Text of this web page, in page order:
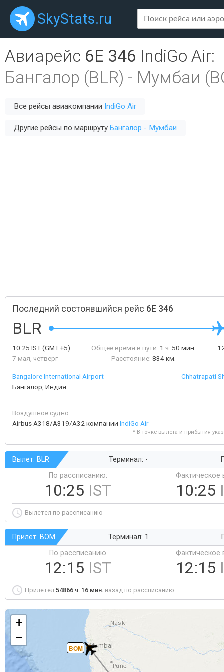
SkyStats.ru
Авиарейс 6E 346 IndiGo Air:
Бангалор (BLR) - Мумбаи
Все рейсы авиакомпании IndiGo Air
Другие рейсы по маршруту Бангалор - Мумбаи
Последний состоявшийся рейс 6E 346
BLR
10:25 IST(GMT +5)
7 мая, четверг
Общее время в пути: 1 ч. 50 мин.
Расстояние: 834 км.
Bangalore International Airport
Бангалор, Индия
Chhatrapati
Воздушное судно:
Airbus A318/A319/A32 компании IndiGo Air
* В точке вылета и прибытия
Вылет: BLR Терминал: -
По рассписанию:
10:25 IST
Фактическое
10:25
Вылетел по рассписанию
Прилет: BOM Терминал: 1
По рассписанию
12:15 IST
Фактическое
12:15
Прилетел 54866 ч. 16 мин. назад по рассписанию
BOM
+
−